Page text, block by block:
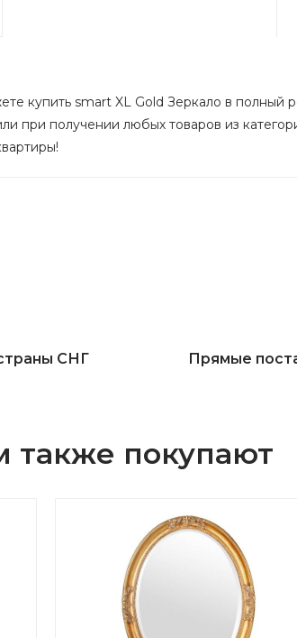
купить smart XL Gold Зеркало в
при получении любых товаров из
СНГ Прямые
также покупают